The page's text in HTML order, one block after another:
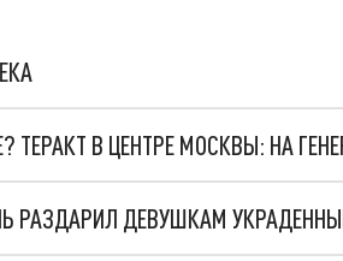
ТЕРАКТ В ЦЕНТРЕ МОСКВЫ: НА